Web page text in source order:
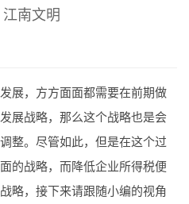
南文明
展，方方面面都需要在前期做
展战略，那么这个战略也是会
整。尽管如此，但是在这个过
的战略，而降低企业所得税便
略，接下来请跟随小编的视角